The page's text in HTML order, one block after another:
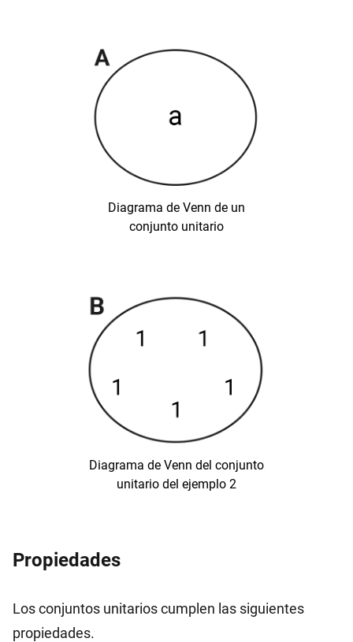
Diagrama de Venn de un
conjunto unitario
Diagrama de Venn del conjunto
unitario del ejemplo 2
Propiedades
Los conjuntos unitarios cumplen las siguientes
propiedades.